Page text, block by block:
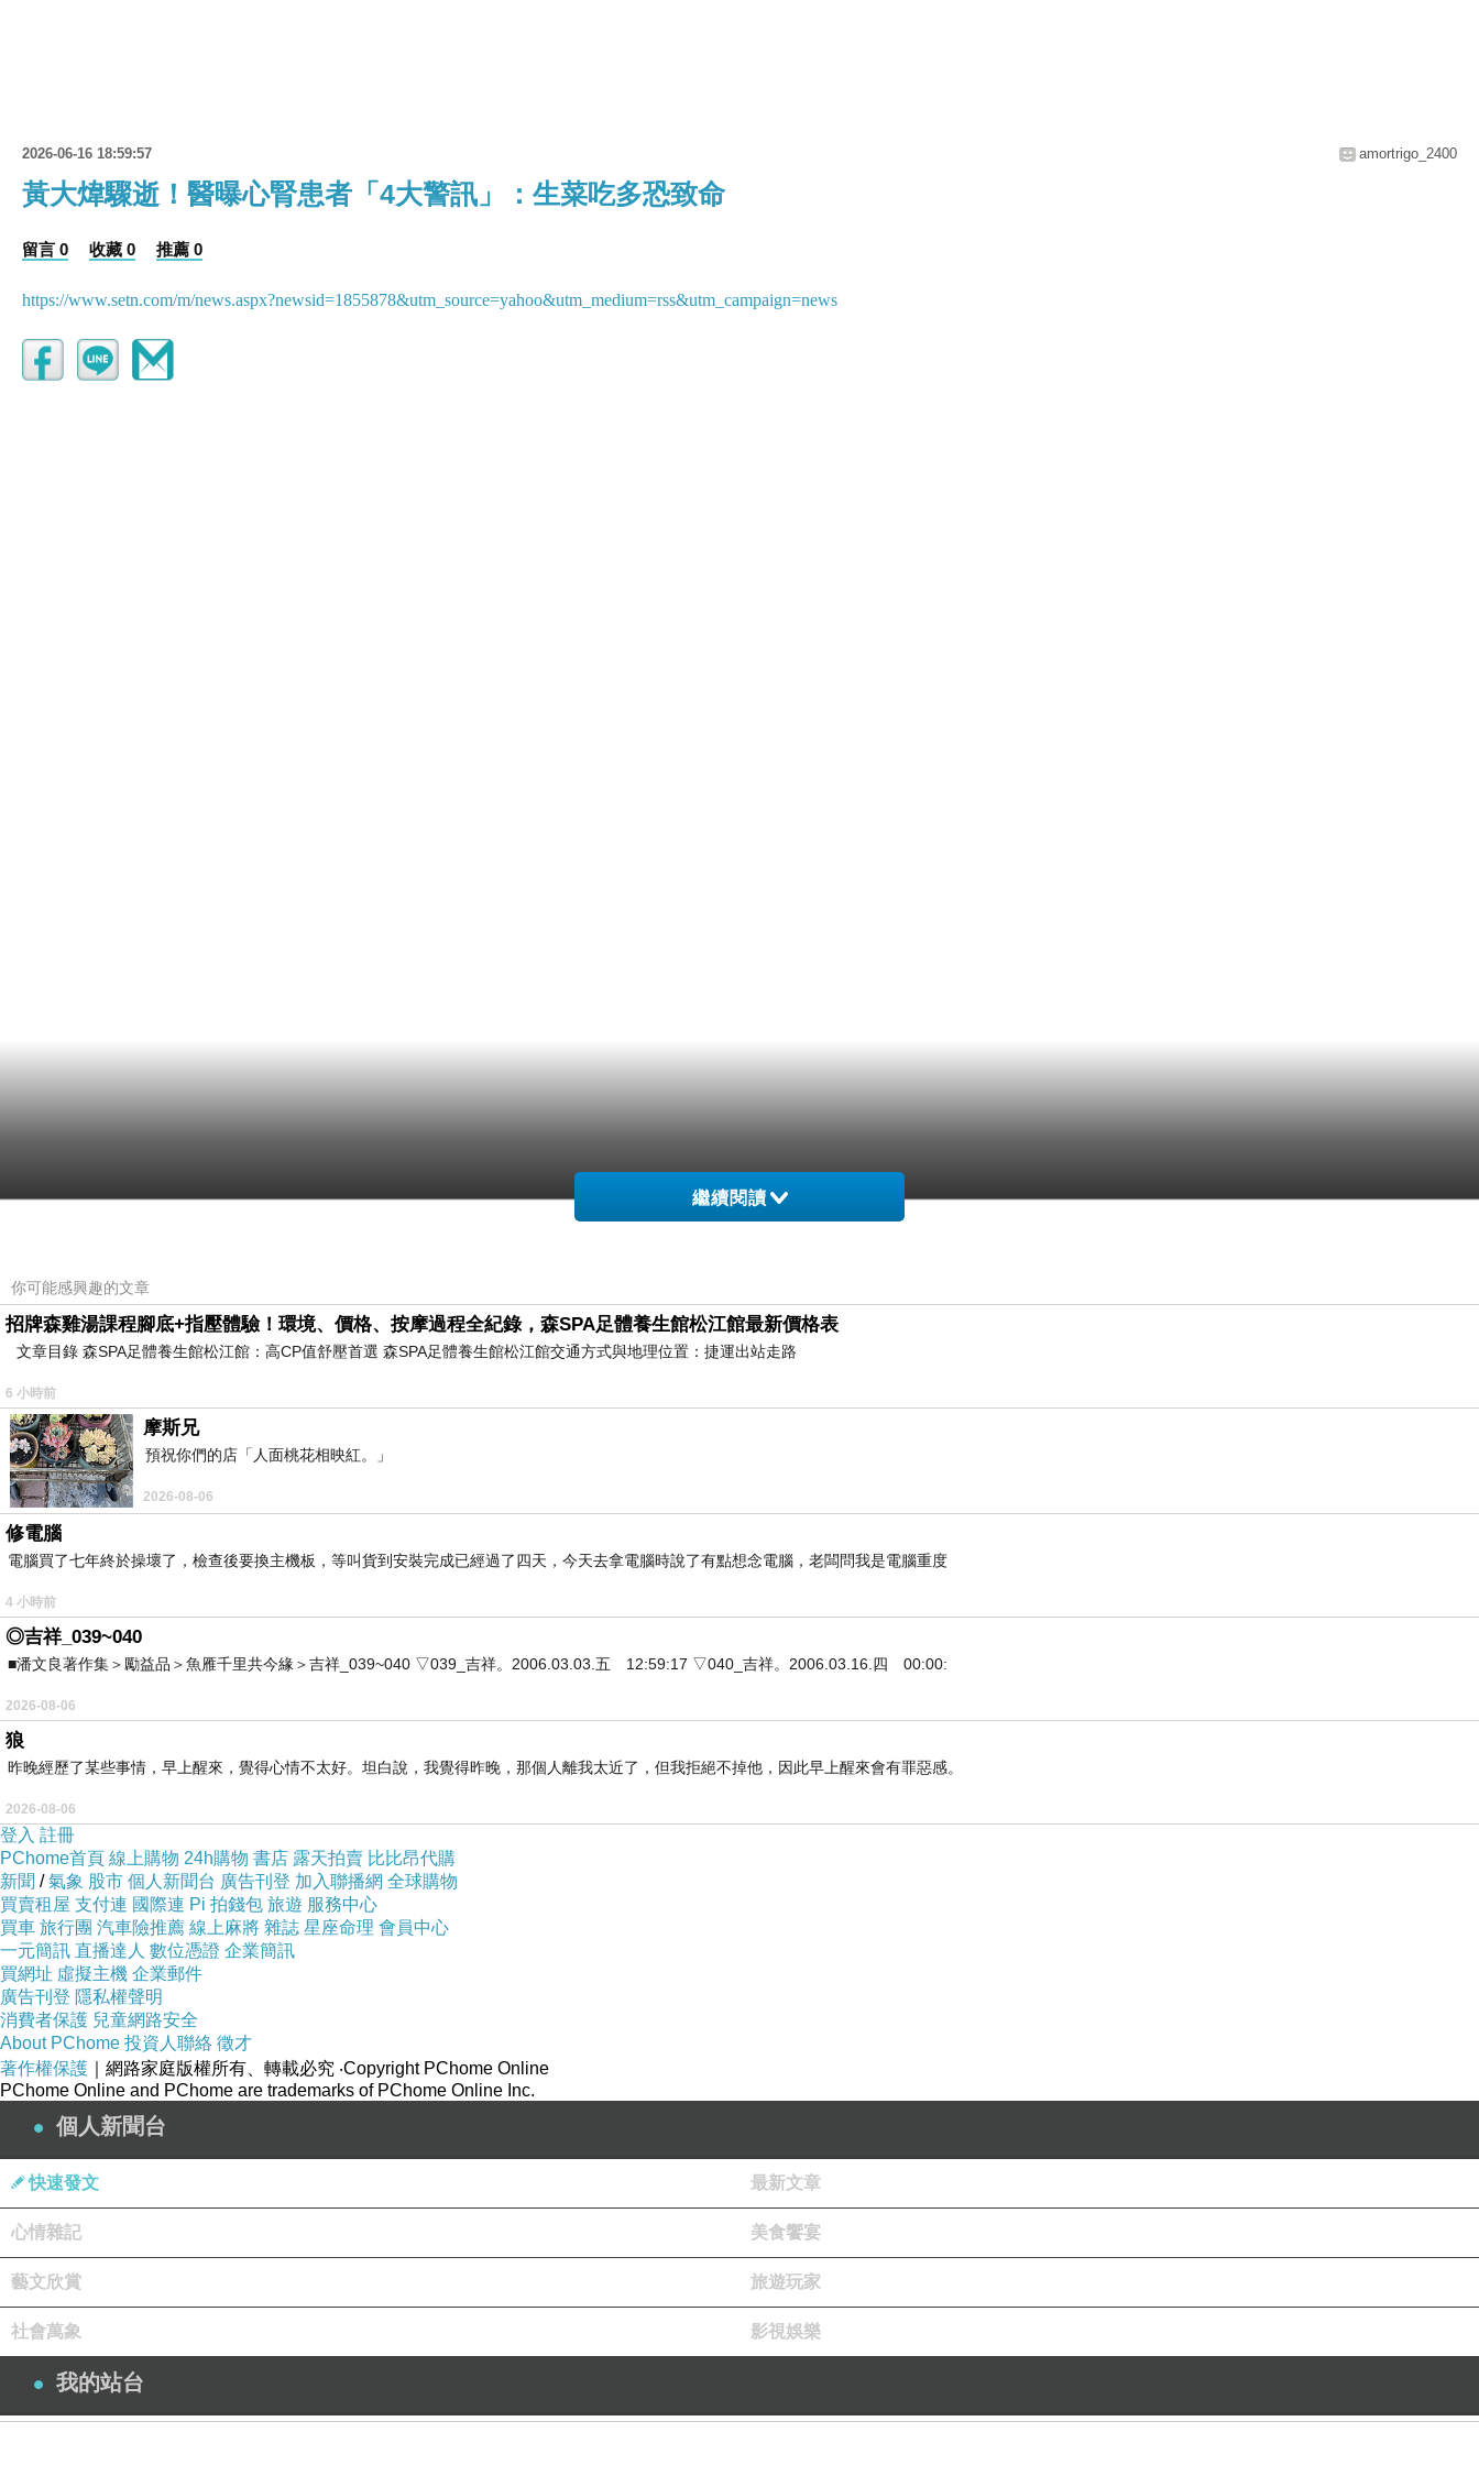
2026-06-16 18:59:57 amortrigo_2400
黃大煒驟逝！醫曝心腎患者「4大警訊」：生菜吃多恐致命
留言 0 收藏 0 推薦 0
https://www.setn.com/m/news.aspx?newsid=1855878&utm_source=yahoo&utm_medium=rss&utm_campaign=news
繼續閱讀
你可能感興趣的文章
招牌森雞湯課程腳底+指壓體驗！環境、價格、按摩過程全紀錄，森SPA足體養生館松江館最新價格表
文章目錄 森SPA足體養生館松江館：高CP值舒壓首選 森SPA足體養生館松江館交通方式與地理位置：捷運出站走路
6 小時前
摩斯兄
預祝你們的店「人面桃花相映紅。」
2026-08-06
修電腦
電腦買了七年終於操壞了，檢查後要換主機板，等叫貨到安裝完成已經過了四天，今天去拿電腦時說了有點想念電腦，老闆問我是電腦重度
4 小時前
◎吉祥_039~040
■潘文良著作集＞勵益品＞魚雁千里共今緣＞吉祥_039~040 ▽039_吉祥。2006.03.03.五 12:59:17 ▽040_吉祥。2006.03.16.四 00:00:
2026-08-06
狼
昨晚經歷了某些事情，早上醒來，覺得心情不太好。坦白說，我覺得昨晚，那個人離我太近了，但我拒絕不掉他，因此早上醒來會有罪惡感。
2026-08-06
登入 註冊
PChome首頁 線上購物 24h購物 書店 露天拍賣 比比昂代購
新聞 /氣象 股市 個人新聞台 廣告刊登 加入聯播網 全球購物
買賣租屋 支付連 國際連 Pi 拍錢包 旅遊 服務中心
買車 旅行團 汽車險推薦 線上麻將 雜誌 星座命理 會員中心
一元簡訊 直播達人 數位憑證 企業簡訊
買網址 虛擬主機 企業郵件
廣告刊登 隱私權聲明
消費者保護 兒童網路安全
About PChome 投資人聯絡 徵才
著作權保護 ｜網路家庭版權所有、轉載必究 ‧Copyright PChome Online
PChome Online and PChome are trademarks of PChome Online Inc.
個人新聞台
快速發文 最新文章
心情雜記 美食饗宴
藝文欣賞 旅遊玩家
社會萬象 影視娛樂
我的站台